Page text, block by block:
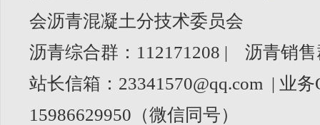
会沥青混凝土分技术委员会
沥青综合群：112171208 | 沥青销
站长信箱：23341570@qq.com | 业
15986629950（微信同号）